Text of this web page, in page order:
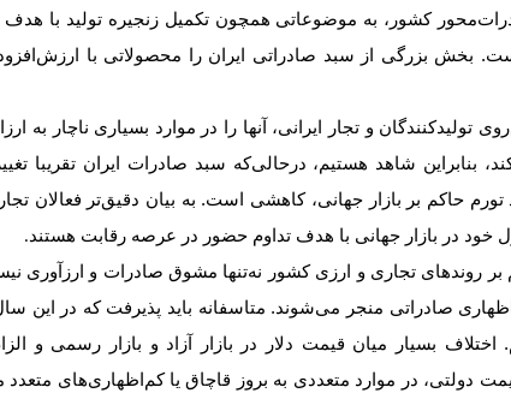
کشور، به موضوعاتی همچون تکمیل زنجیره تولید با هدف
بخش بزرگی از سبد صادراتی ایران را محصولاتی با
تولیدکنندگان و تجار ایرانی، آنها را در موارد بسیاری ناچار به
بنابراین شاهد هستیم، درحالی‌که سبد صادرات ایران تقریبا
تورم حاکم بر بازار جهانی، کاهشی است. به بیان دقیق‌تر فعالان
خود در بازار جهانی با هدف تداوم حضور در عرصه رقابت هستند.
روندهای تجاری و ارزی کشور نه‌‌‌‌‌تنها مشوق صادرات و ارزآوری
صادراتی منجر می‌شوند. متاسفانه باید پذیرفت که در این
بسیار میان قیمت دلار در بازار آزاد و بازار رسمی و
دولتی، در موارد متعددی به بروز قاچاق یا کم‌‌‌‌‌اظهاری‌‌‌‌‌های